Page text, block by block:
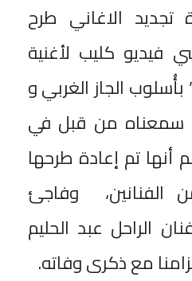
تجديد الاغاني طرح
فيديو كليب لأغنية
الجاز الغربي و
سمعناه من قبل في
أنها تم إعادة طرحها
الفنانين، وفاجئ
الراحل عبد الحليم
مع ذكرى وفاته.